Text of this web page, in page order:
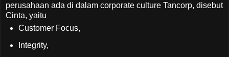
perusahaan ada di dalam corporate culture Tancorp, disebut
Cinta, yaitu
Customer Focus,
Integrity,